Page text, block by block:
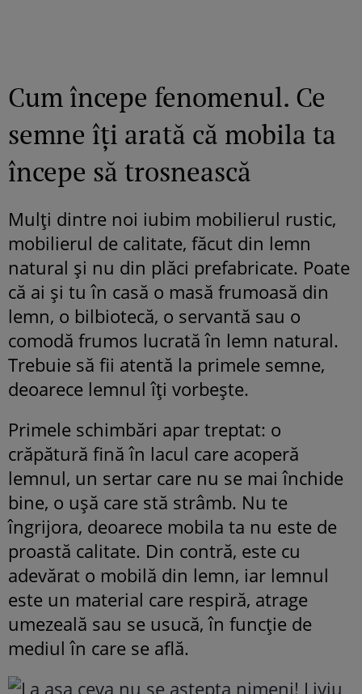
Cum începe fenomenul. Ce
semne îți arată că mobila ta
începe să trosnească
Mulți dintre noi iubim mobilierul rustic,
mobilierul de calitate, făcut din lemn
natural și nu din plăci prefabricate. Poate
că ai și tu în casă o masă frumoasă din
lemn, o bilbiotecă, o servantă sau o
comodă frumos lucrată în lemn natural.
Trebuie să fii atentă la primele semne,
deoarece lemnul îți vorbește.
Primele schimbări apar treptat: o
crăpătură fină în lacul care acoperă
lemnul, un sertar care nu se mai închide
bine, o ușă care stă strâmb. Nu te
îngrijora, deoarece mobila ta nu este de
proastă calitate. Din contră, este cu
adevărat o mobilă din lemn, iar lemnul
este un material care respiră, atrage
umezeală sau se usucă, în funcție de
mediul în care se află.